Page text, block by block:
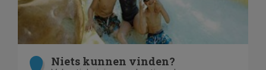
Niets kunnen vinden?